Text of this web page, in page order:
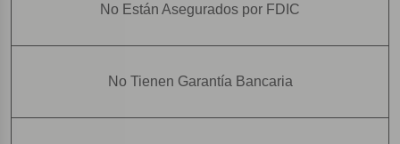
No Están Asegurados por FDIC
No Tienen Garantía Bancaria